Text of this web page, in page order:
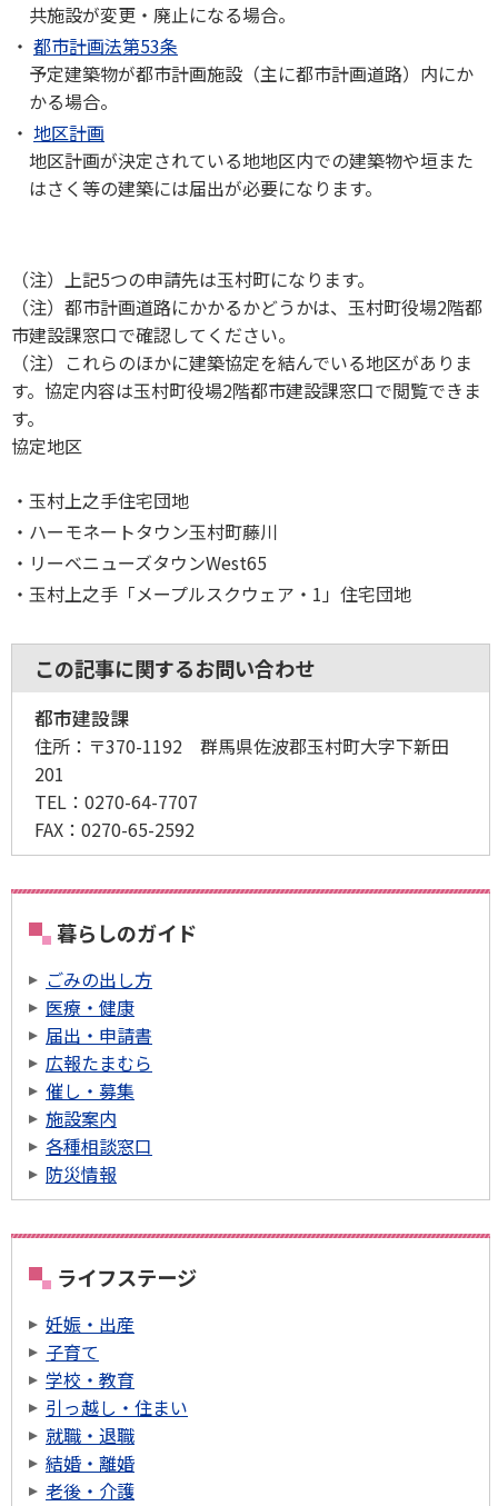
共施設が変更・廃止になる場合。
都市計画法第53条
予定建築物が都市計画施設（主に都市計画道路）内にか
かる場合。
地区計画
地区計画が決定されている地地区内での建築物や垣また
はさく等の建築には届出が必要になります。
（注）上記5つの申請先は玉村町になります。
（注）都市計画道路にかかるかどうかは、玉村町役場2階都
市建設課窓口で確認してください。
（注）これらのほかに建築協定を結んでいる地区がありま
す。協定内容は玉村町役場2階都市建設課窓口で閲覧できま
す。
協定地区
玉村上之手住宅団地
ハーモネートタウン玉村町藤川
リーベニューズタウンWest65
玉村上之手「メープルスクウェア・1」住宅団地
この記事に関するお問い合わせ
都市建設課
住所： 〒370-1192 群馬県佐波郡玉村町大字下新田
201
TEL： 0270-64-7707
FAX： 0270-65-2592
暮らしのガイド
ごみの出し方
医療・健康
届出・申請書
広報たまむら
催し・募集
施設案内
各種相談窓口
防災情報
ライフステージ
妊娠・出産
子育て
学校・教育
引っ越し・住まい
就職・退職
結婚・離婚
老後・介護